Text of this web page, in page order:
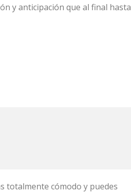
y anticipación que al final hasta
totalmente cómodo y puedes